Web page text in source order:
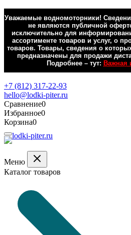
Уважаемые водномоторники!
не являются публичной
исключительно для
ассортименте товаров и услуг, о
товаров. Товары, сведения о
предназначены для продажи
Подробнее – тут: Важная
+7 (812) 317-22-93
hello@lodki-piter.ru
Сравнение0
Избранное0
Корзина0
Меню
Каталог товаров